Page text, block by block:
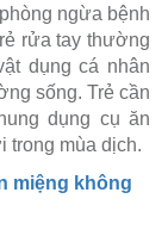
ngừa bệnh
rửa tay thường
dụng cá nhân
sống. Trẻ cần
dụng cụ ăn
trong mùa dịch.
miệng không